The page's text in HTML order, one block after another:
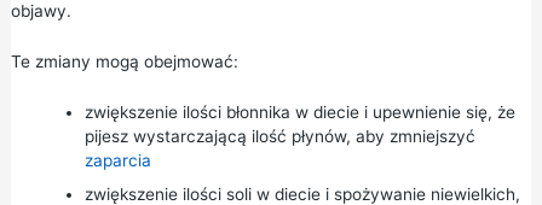
objawy.
Te zmiany mogą obejmować:
zwiększenie ilości błonnika w diecie i upewnienie się, że
pijesz wystarczającą ilość płynów, aby zmniejszyć
zaparcia
zwiększenie ilości soli w diecie i spożywanie niewielkich,